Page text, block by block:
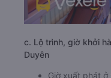
c. Lộ trình, giờ khởi
Duyên
Giờ xuất phát ở